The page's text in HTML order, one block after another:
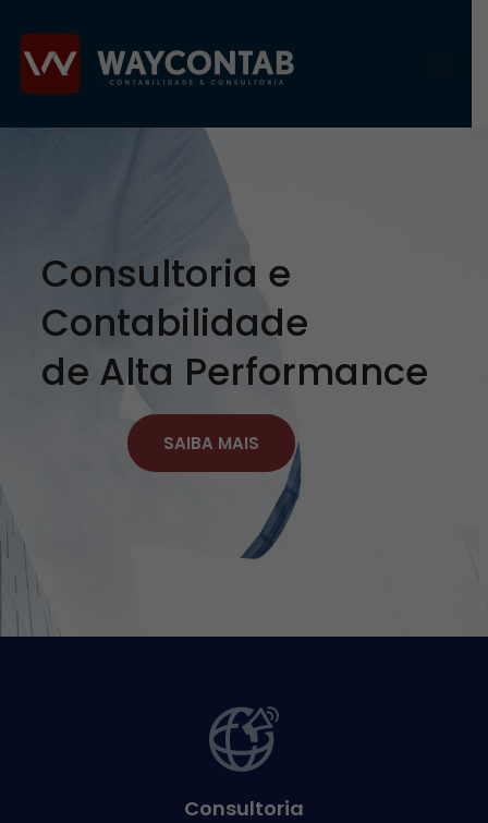
Consultoria e
Contabilidade
de Alta Performance
SAIBA MAIS
Consultoria